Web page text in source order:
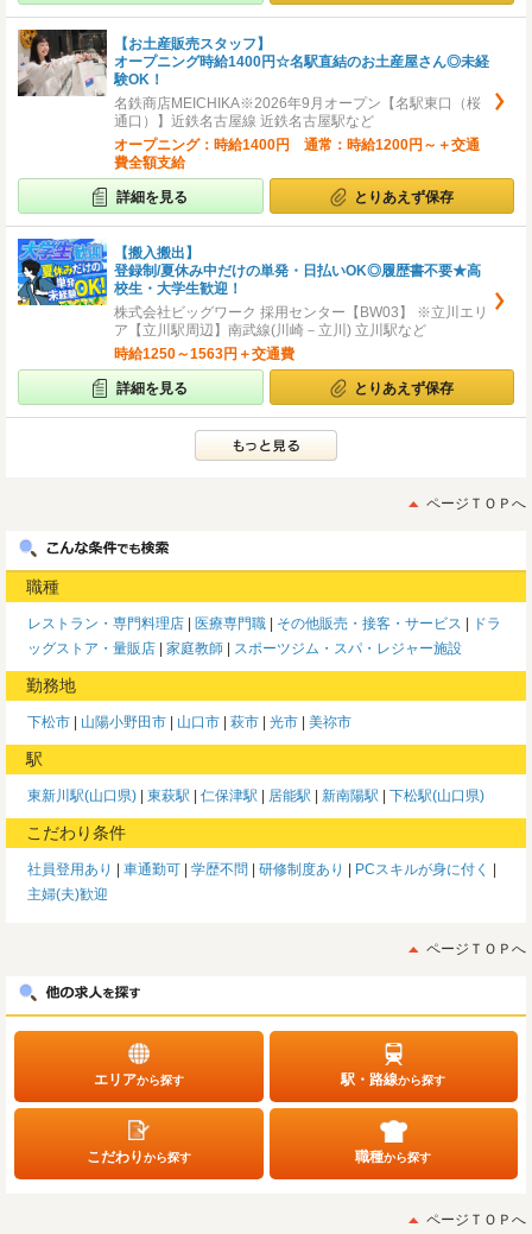
【お土産販売スタッフ】
オープニング時給1400円☆名駅直結のお土産屋さん◎未経
験OK！
名鉄商店MEICHIKA※2026年9月オープン【名駅東口（桜
通口）】近鉄名古屋線 近鉄名古屋駅など
オープニング：時給1400円 通常：時給1200円～＋交通
費全額支給
詳細を見る とりあえず保存
【搬入搬出】
登録制/夏休み中だけの単発・日払いOK◎履歴書不要★高
校生・大学生歓迎！
株式会社ビッグワーク 採用センター【BW03】 ※立川エリ
ア【立川駅周辺】南武線(川崎－立川) 立川駅など
時給1250～1563円＋交通費
詳細を見る とりあえず保存
ページＴＯＰへ
職種
レストラン・専門料理店 医療専門職 その他販売・接客・サービス
ドラ
ッグストア・量販店
家庭教師 スポーツジム・スパ・レジャー施設
勤務地
下松市 山陽小野田市 山口市 萩市 光市 美祢市
駅
東新川駅(山口県) 東萩駅 仁保津駅 居能駅 新南陽駅 下松駅(山口県)
こだわり条件
社員登用あり 車通勤可 学歴不問 研修制度あり
PCスキルが身に付く
主婦(夫)歓迎
ページＴＯＰへ
エリアから探す 駅・路線から探す
こだわりから探す 職種から探す
ページＴＯＰへ